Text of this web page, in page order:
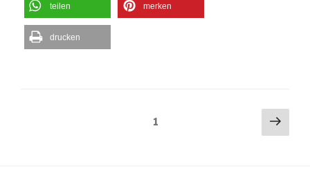
teilen merken
drucken
Seitennummerierung1